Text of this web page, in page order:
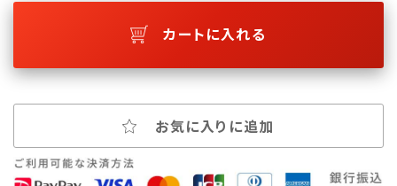
カートに入れる
お気に入りに追加